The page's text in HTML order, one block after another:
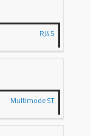
RJ45
Multimode ST